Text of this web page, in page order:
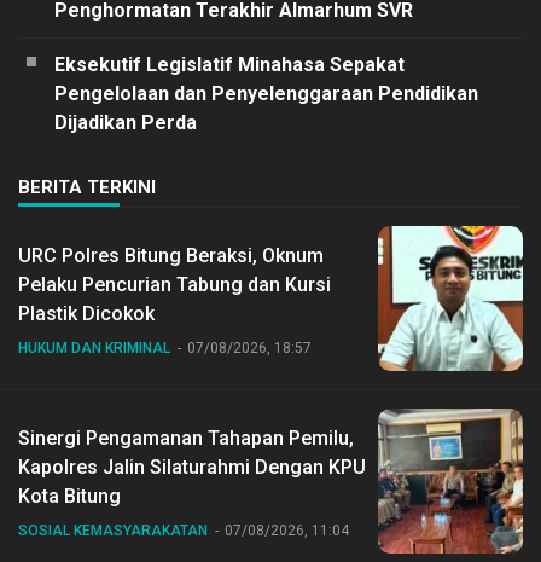
Penghormatan Terakhir Almarhum SVR
Eksekutif Legislatif Minahasa Sepakat
Pengelolaan dan Penyelenggaraan Pendidikan
Dijadikan Perda
BERITA TERKINI
URC Polres Bitung Beraksi, Oknum
Pelaku Pencurian Tabung dan Kursi
Plastik Dicokok
HUKUM DAN KRIMINAL 07/08/2026, 18:57
Sinergi Pengamanan Tahapan Pemilu,
Kapolres Jalin Silaturahmi Dengan KPU
Kota Bitung
SOSIAL KEMASYARAKATAN 07/08/2026, 11:04